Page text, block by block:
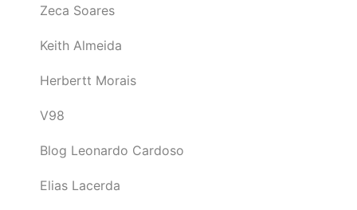
Zeca Soares
Keith Almeida
Herbertt Morais
V98
Blog Leonardo Cardoso
Elias Lacerda